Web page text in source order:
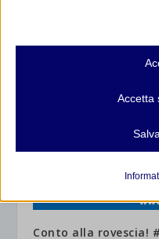
Conto alla rovescia!
Essenziali
I cookie e i servizi
e servizi non richiedono il
Analitici
interagiscono con il nostro
Accetta